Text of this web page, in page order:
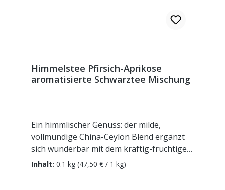
Himmelstee Pfirsich-Aprikose
aromatisierte Schwarztee Mischung
Ein himmlischer Genuss: der milde,
vollmundige China-Ceylon Blend ergänzt
sich wunderbar mit dem kräftig-fruchtigen
Pfirsich-Aprikosen-Aroma. Ein Hauch
Inhalt: 0.1 kg (47,50 € / 1 kg)